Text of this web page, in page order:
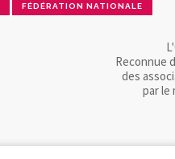
FÉDÉRATION NATIONALE
Reconnue
des
par le